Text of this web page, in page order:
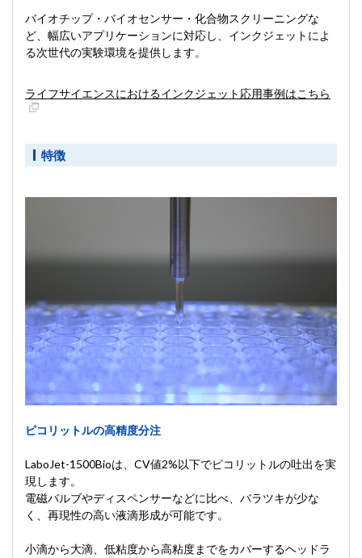
バイオチップ・バイオセンサー・化合物スクリーニングな
ど、幅広いアプリケーションに対応し、インクジェットによ
る次世代の実験環境を提供します。
ライフサイエンスにおけるインクジェット応用事例はこちら
特徴
ピコリットルの高精度分注
LaboJet-1500Bioは、CV値2%以下でピコリットルの吐出を実
現します。
電磁バルブやディスペンサーなどに比べ、バラツキが少な
く、再現性の高い液滴形成が可能です。
小滴から大滴、低粘度から高粘度までをカバーするヘッドラ